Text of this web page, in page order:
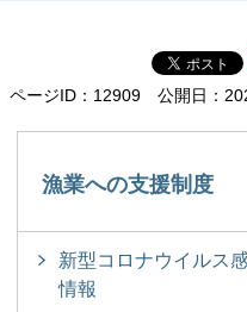
ページID：12909 公開日：
漁業への支援制度
新型コロナウイルス
情報